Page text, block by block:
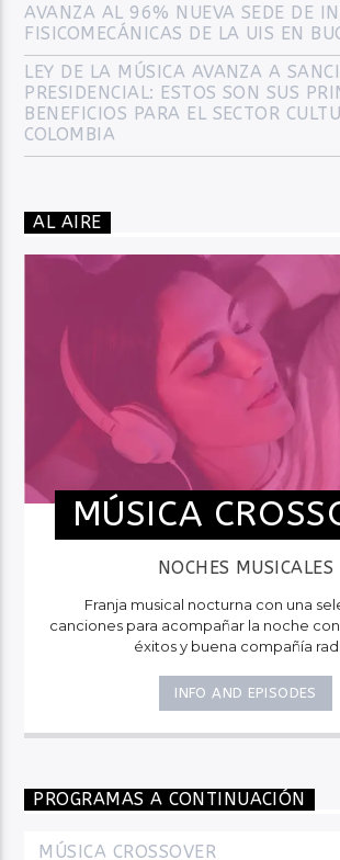
AVANZA AL 96% NUEVA SEDE DE
FISICOMECÁNICAS DE LA UIS EN
LEY DE LA MÚSICA AVANZA A
PRESIDENCIAL: ESTOS SON SUS
BENEFICIOS PARA EL SECTOR
COLOMBIA
AL AIRE
MÚSICA
NOCHES MUSICALES
Franja musical nocturna con una
canciones para acompañar la noche con
éxitos y buena compañía
INFO AND EPISODES
PROGRAMAS A CONTINUACIÓN
MÚSICA CROSSOVER